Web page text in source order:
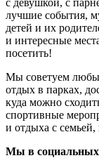
лучшие события,
детей и их
и интересные
посетить!
Мы советуем
отдых в парках,
куда можно
спортивные
и отдыха с семьей,
Мы в социальных